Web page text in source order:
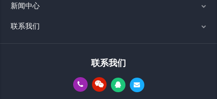
新闻中心
联系我们
联系我们